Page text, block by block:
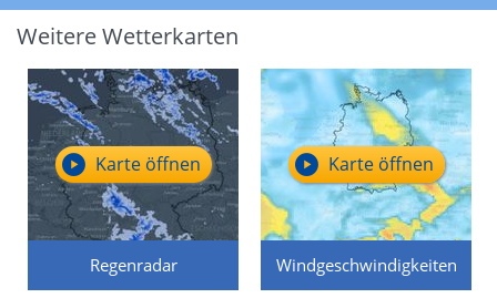
Weitere Wetterkarten
Regenradar
Karte öffnen
Windgeschwindigkeiten
Karte öffnen